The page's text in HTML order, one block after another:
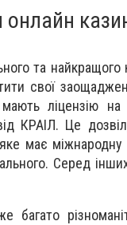
та найкращого
свої
мають ліцензію
КРАІЛ. Це
має
Серед
багато